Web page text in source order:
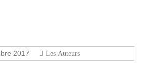
2017 Les Auteurs